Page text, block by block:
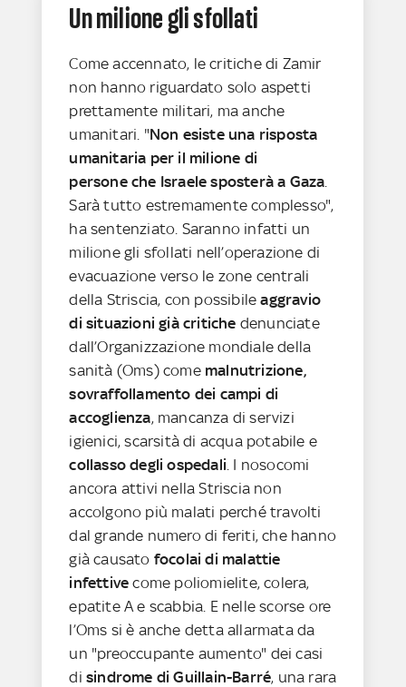
Un milione gli sfollati
Come accennato, le critiche di Zamir
non hanno riguardato solo aspetti
prettamente militari, ma anche
umanitari. "Non esiste una risposta
umanitaria per il milione di
persone che Israele sposterà a Gaza
Sarà tutto estremamente complesso",
ha sentenziato. Saranno infatti un
milione gli sfollati nell’operazione di
evacuazione verso le zone centrali
della Striscia, con possibileaggravio
di situazioni già critiche denunciate
dall’Organizzazione mondiale della
sanità (Oms) come malnutrizione,
sovraffollamento dei campi di
accoglienza, mancanza di servizi
igienici, scarsità di acqua potabile e
collasso degli ospedali . I nosocomi
ancora attivi nella Striscia non
accolgono più malati perché travolti
dal grande numero di feriti, che hanno
già causato focolai di malattie
infettive come poliomielite, colera,
epatite A e scabbia. E nelle scorse ore
l’Oms si è anche detta allarmata da
un "preoccupante aumento" dei casi
disindrome di Guillain-Barré, una rara